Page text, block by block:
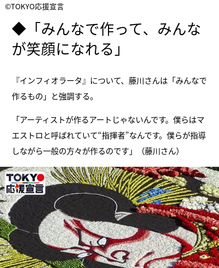
©TOKYO応援宣言
◆「みんなで作って、みんな
が笑顔になれる」
『インフィオラータ』について、藤川さんは「みんなで
作るもの」と強調する。
「アーティストが作るアートじゃないんです。僕らはマ
エストロと呼ばれていて“指揮者”なんです。僕らが指導
しながら一般の方々が作るのです」（藤川さん）